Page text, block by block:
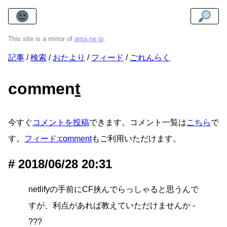
This site is a mirror of ama.ne.jp.
記事 検索 おたより フィード ごれんらく
comment
今すぐコメントを投稿できます。コメント一覧はこちらで
す。 フィード:commentもご利用いただけます。
2018/06/28 20:31
netlifyの手前にCF挟んでらっしゃると思うんで
すが、利点があれば教えていただけませんか -
???